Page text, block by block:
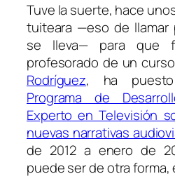
Tuve la suerte, hace
tuiteara —eso de
se lleva— para que
profesorado de un
Rodríguez, ha
Programa de
Experto en Televisión
nuevas narrativas
de 2012 a enero de
puede ser de otra